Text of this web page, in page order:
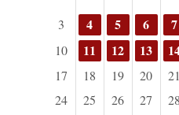
3
4 5 6 7
10 11 12 13
17
18 19 20 21
24
25 26 27 28